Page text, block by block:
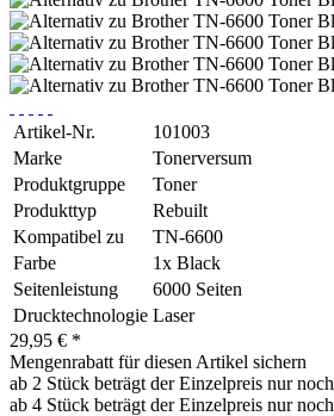
Artikel-Nr.
101003
Marke
Tonerversum
Produktgruppe
Toner
Produkttyp
Rebuilt
Kompatibel zu
TN-6600
Farbe
1x Black
Seitenleistung
6000 Seiten
Drucktechnologie Laser
29,95 € *
Mengenrabatt für diesen Artikel sichern
ab 2 Stück beträgt der Einzelpreis nur noch
ab 4 Stück beträgt der Einzelpreis nur noch